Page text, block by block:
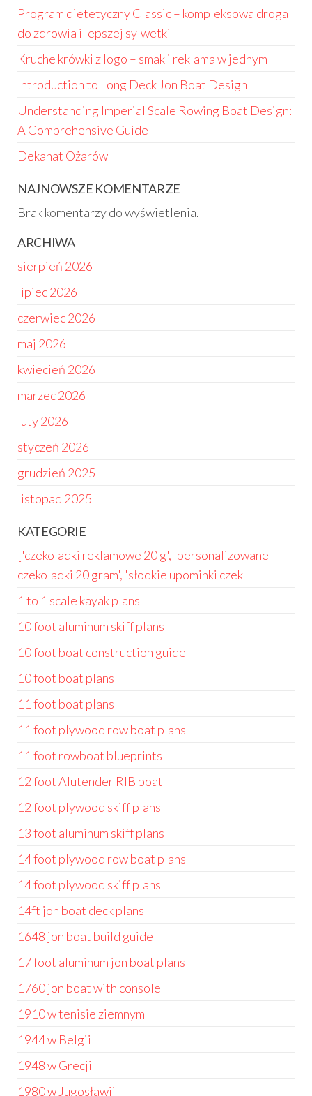
Program dietetyczny Classic – kompleksowa droga
do zdrowia i lepszej sylwetki
Kruche krówki z logo – smak i reklama w jednym
Introduction to Long Deck Jon Boat Design
Understanding Imperial Scale Rowing Boat Design:
A Comprehensive Guide
Dekanat Ożarów
NAJNOWSZE KOMENTARZE
Brak komentarzy do wyświetlenia.
ARCHIWA
sierpień 2026
lipiec 2026
czerwiec 2026
maj 2026
kwiecień 2026
marzec 2026
luty 2026
styczeń 2026
grudzień 2025
listopad 2025
KATEGORIE
['czekoladki reklamowe 20 g', 'personalizowane
czekoladki 20 gram', 'słodkie upominki czek
1 to 1 scale kayak plans
10 foot aluminum skiff plans
10 foot boat construction guide
10 foot boat plans
11 foot boat plans
11 foot plywood row boat plans
11 foot rowboat blueprints
12 foot Alutender RIB boat
12 foot plywood skiff plans
13 foot aluminum skiff plans
14 foot plywood row boat plans
14 foot plywood skiff plans
14ft jon boat deck plans
1648 jon boat build guide
17 foot aluminum jon boat plans
1760 jon boat with console
1910 w tenisie ziemnym
1944 w Belgii
1948 w Grecji
1980 w Jugosławii